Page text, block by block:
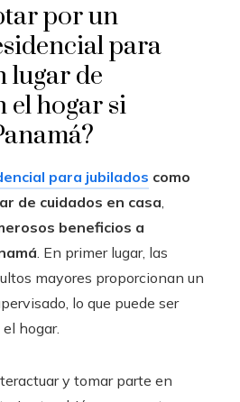
por un
para
lugar de
el hogar si
para jubilados como
de cuidados en casa,
beneficios a
. En primer lugar, las
mayores proporcionan un
lo que puede ser
hogar.
y tomar parte en